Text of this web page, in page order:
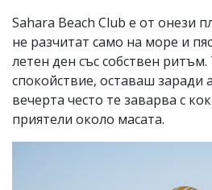
за
коментар,
моля
сигнализирайте
Sahara Beach Club е от онези
не разчитат само на море и
летен ден със собствен
спокойствие, оставаш заради
вечерта често те заварва с
приятели около масата.